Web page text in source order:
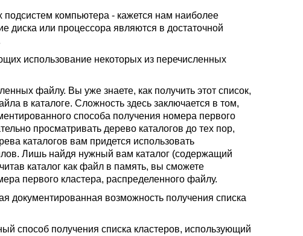
подсистем компьютера - кажется нам наиболее
диска или процессора являются в достаточной
использование некоторых из перечисленных
файлу. Вы уже знаете, как получить этот список,
в каталоге. Сложность здесь заключается в том,
способа получения номера первого
просматривать дерево каталогов до тех пор,
каталогов вам придется использовать
Лишь найдя нужный вам каталог (содержащий
каталог как файл в память, вы сможете
первого кластера, распределенного файлу.
документированная возможность получения списка
способ получения списка кластеров, использующий